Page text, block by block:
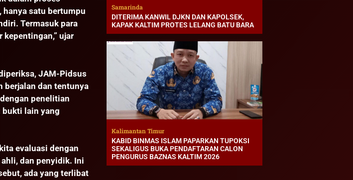
hanya satu bertumpu
Termasuk para
ujar
JAM-Pidsus
berjalan dan tentunya
penelitian
bukti lain yang
evaluasi dengan
dan penyidik. Ini
ada yang terlibat
Samarinda
DITERIMA KANWIL DJKN DAN KAPOLSEK,
KAPAK KALTIM PROTES LELANG BATU BARA
Kalimantan Timur
KABID BINMAS ISLAM PAPARKAN TUPOKSI
SEKALIGUS BUKA PENDAFTARAN CALON
PENGURUS BAZNAS KALTIM 2026